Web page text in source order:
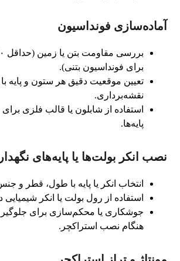
آماده‌سازی فونداسیون
برای فونداسیون بتنی).
تعیین موقعیت دقیق هر ستون و پایه با
نقشه‌برداری.
استفاده از شابلون یا قالب فلزی
پایه‌ها.
نصب انکر بولت‌ها یا پایه‌های
انتخاب انکر یا پایه با طول، قطر و
استفاده از رول بولت یا انکر
جوشکاری یا محکم‌سازی برای
هنگام نصب استراکچر.